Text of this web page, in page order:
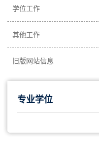
学位工作
其他工作
旧版网站信息
专业学位